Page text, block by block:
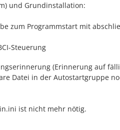
und Grundinstallation:
zum Programmstart mit
Steuerung
(Erinnerung auf
Datei in der Autostartgruppe
ist nicht mehr nötig.